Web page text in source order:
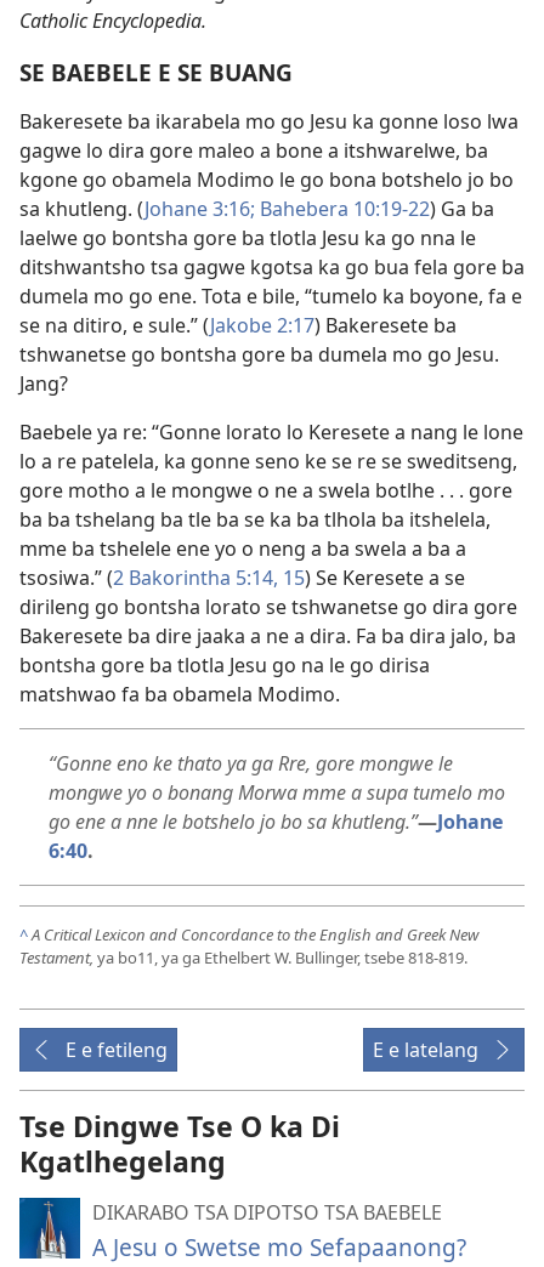
Catholic Encyclopedia.
SE BAEBELE E SE BUANG
Bakeresete ba ikarabela mo go Jesu ka gonne loso lwa
gagwe lo dira gore maleo a bone a itshwarelwe, ba
kgone go obamela Modimo le go bona botshelo jo bo
sa khutleng. (Johane 3:16; Bahebera 10:19-22) Ga ba
laelwe go bontsha gore ba tlotla Jesu ka go nna le
ditshwantsho tsa gagwe kgotsa ka go bua fela gore ba
dumela mo go ene. Tota e bile, “tumelo ka boyone, fa e
se na ditiro, e sule.” (Jakobe 2:17) Bakeresete ba
tshwanetse go bontsha gore ba dumela mo go Jesu.
Jang?
Baebele ya re: “Gonne lorato lo Keresete a nang le lone
lo a re patelela, ka gonne seno ke se re se sweditseng,
gore motho a le mongwe o ne a swela botlhe . . . gore
ba ba tshelang ba tle ba se ka ba tlhola ba itshelela,
mme ba tshelele ene yo o neng a ba swela a ba a
tsosiwa.” (2 Bakorintha 5:14, 15) Se Keresete a se
dirileng go bontsha lorato se tshwanetse go dira gore
Bakeresete ba dire jaaka a ne a dira. Fa ba dira jalo, ba
bontsha gore ba tlotla Jesu go na le go dirisa
matshwao fa ba obamela Modimo.
“Gonne eno ke thato ya ga Rre, gore mongwe le
mongwe yo o bonang Morwa mme a supa tumelo mo
go ene a nne le botshelo jo bo sa khutleng.”—Johane
6:40.
^A Critical Lexicon and Concordance to the English and Greek New
Testament, ya bo11, ya ga Ethelbert W. Bullinger, tsebe 818-819.
E e fetileng E e latelang
Tse Dingwe Tse O ka Di
Kgatlhegelang
DIKARABO TSA DIPOTSO TSA BAEBELE
A Jesu o Swetse mo Sefapaanong?